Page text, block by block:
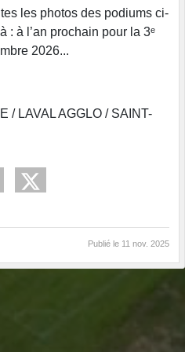
les photos des podiums ci-
à l’an prochain pour la 3ᵉ
2026...
/ LAVAL AGGLO / SAINT-
Publié le 11 nov. 2025